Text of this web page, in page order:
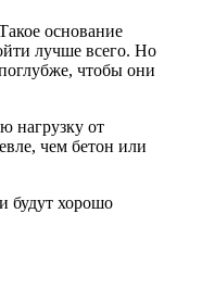
основание
лучше всего. Но
чтобы они
нагрузку от
чем бетон или
будут хорошо